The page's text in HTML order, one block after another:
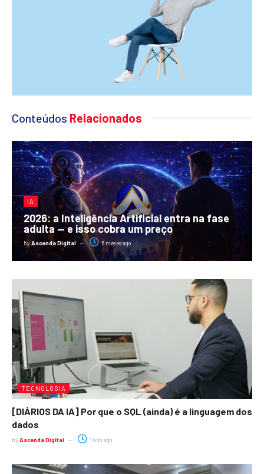
Conteúdos Relacionados
IA
2026: a Inteligência Artificial entra na fase
adulta — e isso cobra um preço
byAscenda Digital 6 meses ago
TECNOLOGIA
[DIÁRIOS DA IA] Por que o SQL (ainda) é a linguagem dos
dados
by Ascenda Digital 1 ano ago